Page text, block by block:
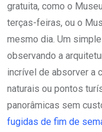
gratuita, como o
terças-feiras, ou o
mesmo dia. Um
observando a
incrível de absorver a
naturais ou pontos
panorâmicas sem
fugidas de fim de